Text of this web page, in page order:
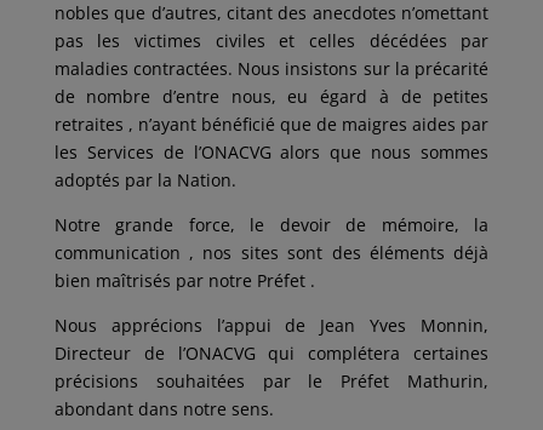
nobles que d’autres, citant des anecdotes n’omettant
pas les victimes civiles et celles décédées par
maladies contractées. Nous insistons sur la précarité
de nombre d’entre nous, eu égard à de petites
retraites , n’ayant bénéficié que de maigres aides par
les Services de l’ONACVG alors que nous sommes
adoptés par la Nation.
Notre grande force, le devoir de mémoire, la
communication , nos sites sont des éléments déjà
bien maîtrisés par notre Préfet .
Nous apprécions l’appui de Jean Yves Monnin,
Directeur de l’ONACVG qui complétera certaines
précisions souhaitées par le Préfet Mathurin,
abondant dans notre sens.